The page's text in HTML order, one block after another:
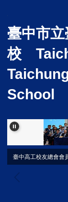
主
要
內
區
臺中市
校
School
臺中高工校友總會會